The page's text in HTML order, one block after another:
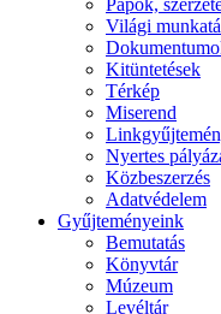
Papok,
Világi
Kitüntetések
Térkép
Miserend
Nyertes
Közbeszerzés
Adatvédelem
Gyűjteményeink
Bemutatás
Könyvtár
Múzeum
Levéltár